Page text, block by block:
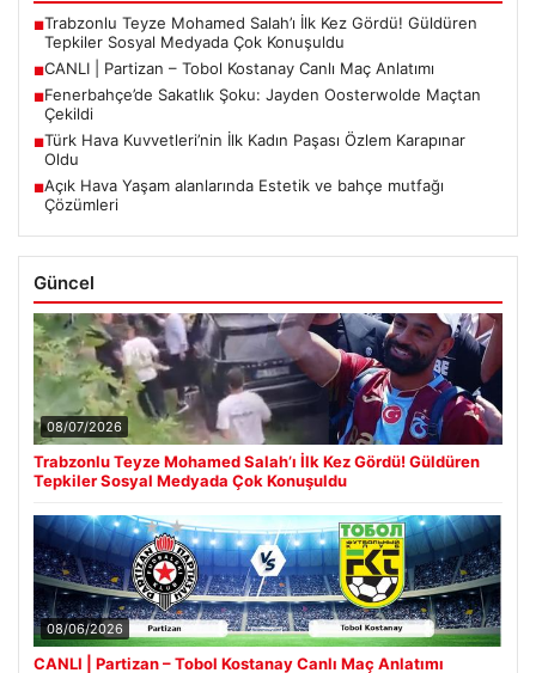
■Trabzonlu Teyze Mohamed Salah’ı İlk Kez Gördü! Güldüren
Tepkiler Sosyal Medyada Çok Konuşuldu
■CANLI | Partizan – Tobol Kostanay Canlı Maç Anlatımı
■Fenerbahçe’de Sakatlık Şoku: Jayden Oosterwolde Maçtan
Çekildi
■Türk Hava Kuvvetleri’nin İlk Kadın Paşası Özlem Karapınar
Oldu
■Açık Hava Yaşam alanlarında Estetik ve bahçe mutfağı
Çözümleri
Güncel
08/07/2026
Trabzonlu Teyze Mohamed Salah’ı İlk Kez Gördü! Güldüren
Tepkiler Sosyal Medyada Çok Konuşuldu
08/06/2026
CANLI | Partizan – Tobol Kostanay Canlı Maç Anlatımı